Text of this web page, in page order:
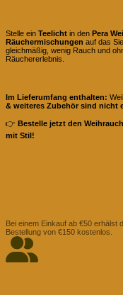
Stelle ein Teelicht in den Pera
Räuchermischungen auf das
gleichmäßig, wenig Rauch und
Räuchererlebnis.
Im Lieferumfang enthalten:
& weiteres Zubehör sind nicht
👉 Bestelle jetzt den
mit Stil!
Bei einem Einkauf ab €50 erhälst
Bestellung von €150 kostenlos.